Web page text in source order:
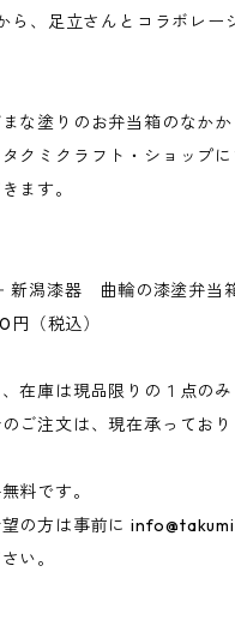
ら、足立さんとコラボレー
な塗りのお弁当箱のなか
クミクラフト・ショップ
ます。
新潟漆器 曲輪の漆塗弁当
円（税込）
在庫は現品限りの１点のみ
ご注文は、現在承ってお
料です。
の方は事前に
い。